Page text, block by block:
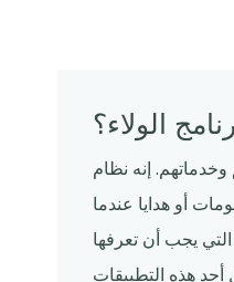
الولاء؟
إنه نظام
أو هدايا عندما
يجب أن تعرفها